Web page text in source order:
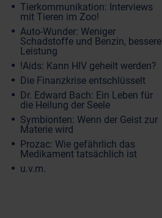
Tierkommunikation: Interviews
mit Tieren im Zoo!
Auto-Wunder: Weniger
Schadstoffe und Benzin, bessere
Leistung
!Aids: Kann HIV geheilt werden?
Die Finanzkrise entschlüsselt
Dr. Edward Bach: Ein Leben für
die Heilung der Seele
Symbionten: Wenn der Geist zur
Materie wird
Prozac: Wie gefährlich das
Medikament tatsächlich ist
u.v.m.